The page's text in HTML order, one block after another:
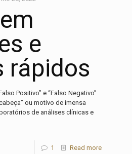
e
rápidos
Positivo” e “Falso Negativo”
ou motivo de imensa
de análises clínicas e
1 Read more